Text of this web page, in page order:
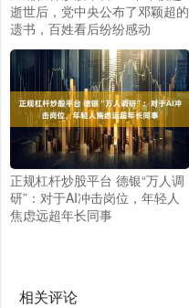
逝世后，党中央公布了邓颖超的
遗书，百姓看后纷纷感动
正规杠杆炒股平台 德银“万人调
研”：对于AI冲击岗位，年轻人
焦虑远超年长同事
相关评论